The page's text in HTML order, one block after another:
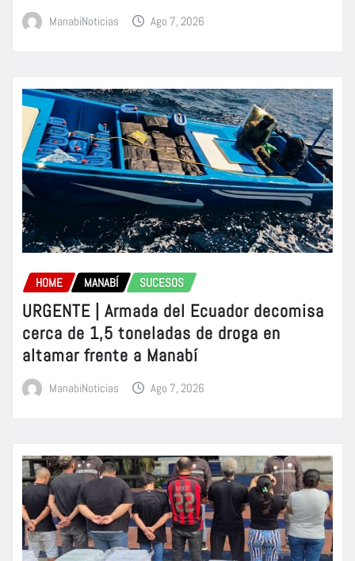
ManabiNoticias Ago 7, 2026
HOME MANABÍ SUCESOS
URGENTE | Armada del Ecuador decomisa
cerca de 1,5 toneladas de droga en
altamar frente a Manabí
ManabiNoticias Ago 7, 2026